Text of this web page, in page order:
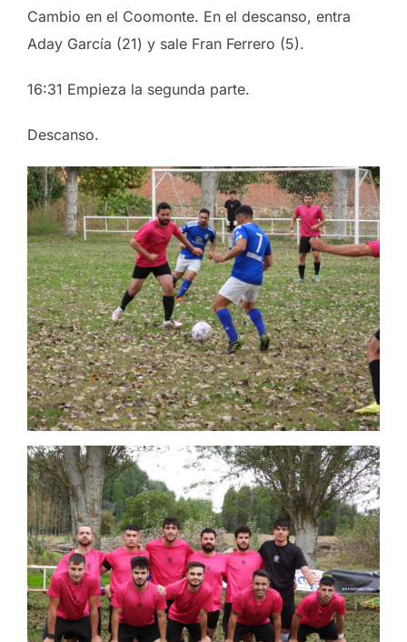
Cambio en el Coomonte. En el descanso, entra
Aday García (21) y sale Fran Ferrero (5).
16:31 Empieza la segunda parte.
Descanso.